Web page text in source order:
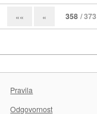
«« « 358 / 373
Pravila
Odgovornost